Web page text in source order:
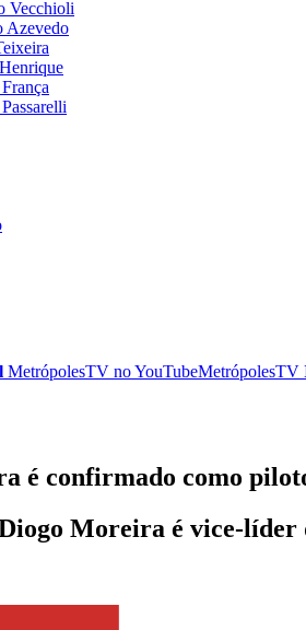
Vecchioli
Azevedo
MetrópolesTV noYouTubeMetrópolesTV
é confirmado como
Diogo Moreira é vice-